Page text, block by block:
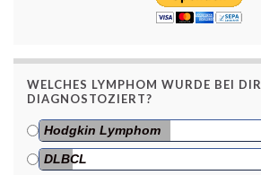
WELCHES LYMPHOM WURDE BEI DIR
DIAGNOSTOZIERT?
Hodgkin Lymphom
DLBCL